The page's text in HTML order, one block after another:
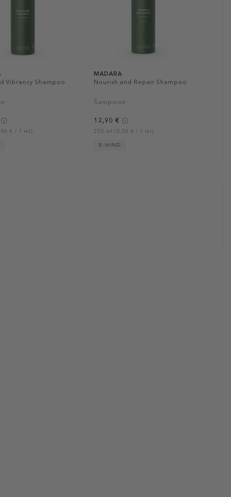
Vibrancy Shampoo
€ / 1 ml)
MADARA
Nourish and Repair Shampoo
Šampoon
12,90 €
250 ml (0,06 € / 1 ml)
E-HIND